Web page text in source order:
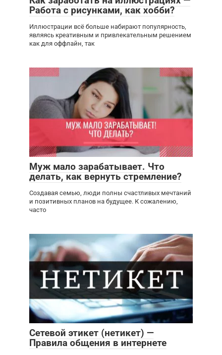
Работа с рисунками, как хобби?
Иллюстрации всё больше набирают популярность,
являясь креативным и привлекательным решением
как для оффлайн, так
Муж мало зарабатывает. Что
делать, как вернуть стремление?
Создавая семью, люди полны счастливых мечтаний
и позитивных планов на будущее. К сожалению,
часто
Сетевой этикет (нетикет) —
Правила общения в интернете